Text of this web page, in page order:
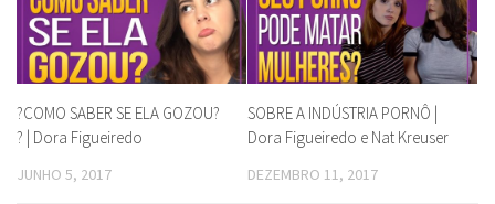
?COMO SABER SE ELA GOZOU?
? | Dora Figueiredo
JUNHO 5, 2017
SOBRE A INDÚSTRIA PORNÔ |
Dora Figueiredo e Nat Kreuser
DEZEMBRO 11, 2017